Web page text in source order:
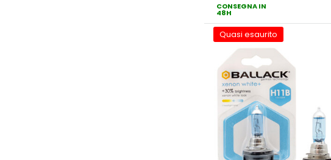
CONSEGNA IN
48H
Quasi esaurito